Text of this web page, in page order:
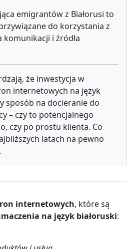
emigrantów z Białorusi to
do korzystania z
i źródła
że inwestycja w
internetowych na język
sposób na docieranie do
– czy to potencjalnego
czy po prostu klienta. Co
latach na pewno
internetowych, które są
na język białoruski: